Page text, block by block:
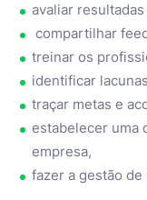
avaliar
compartilhar
treinar os
identificar
traçar metas e
estabelecer uma
empresa,
fazer a gestão